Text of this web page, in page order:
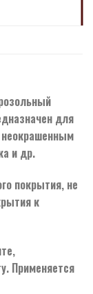
для
и др.
покрытия, не
к
Применяется